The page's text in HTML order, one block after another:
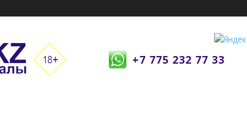
+7 775 232 77 33